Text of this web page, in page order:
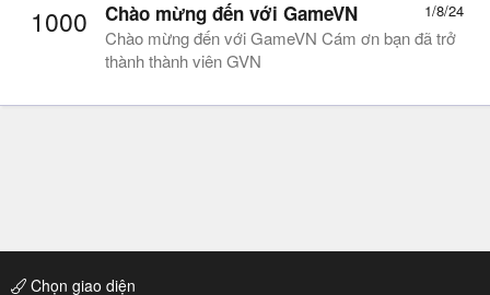
1000 1/8/24
Chào mừng đến với GameVN
Chào mừng đến với GameVN Cám ơn bạn đã trở
thành thành viên GVN
Chọn giao diện